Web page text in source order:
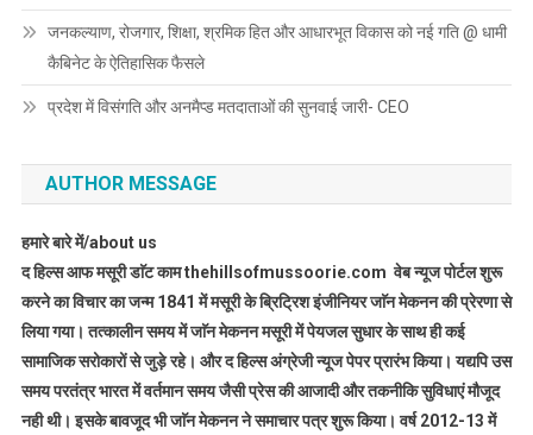
जनकल्याण, रोजगार, शिक्षा, श्रमिक हित और आधारभूत विकास को नई गति @ धामी
कैबिनेट के ऐतिहासिक फैसले
प्रदेश में विसंगति और अनमैप्ड मतदाताओं की सुनवाई जारी- CEO
AUTHOR MESSAGE
हमारे बारे में/about us
द हिल्स आफ मसूरी डाॅट काम thehillsofmussoorie.com वेब न्यूज पोर्टल शुरू
करने का विचार का जन्म 1841 में मसूरी के ब्रिट्रिश इंजीनियर जाॅन मेकनन की प्रेरणा से
लिया गया। तत्कालीन समय में जाॅन मेकनन मसूरी में पेयजल सुधार के साथ ही कई
सामाजिक सरोकारों से जुड़े रहे। और द हिल्स अंग्रेजी न्यूज पेपर प्रारंभ किया। यद्यपि उस
समय परतंत्र भारत में वर्तमान समय जैसी प्रेस की आजादी और तकनीकि सुविधाएं मौजूद
नही थी। इसके बावजूद भी जाॅन मेकनन ने समाचार पत्र शुरू किया। वर्ष 2012-13 में